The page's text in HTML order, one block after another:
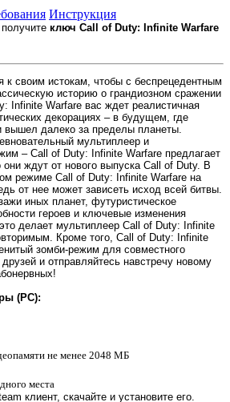
Инструкция
ключ Call of Duty: Infinite Warfare
к своим истокам, чтобы с беспрецедентным
историю о грандиозном сражении
Infinite Warfare вас ждет реалистичная
декорациях – в будущем, где
далеко за пределы планеты.
мультиплеер и
– Call of Duty: Infinite Warfare предлагает
они ждут от нового выпуска Call of Duty. В
режиме Call of Duty: Infinite Warfare на
от нее может зависеть исход всей битвы.
иных планет, футуристическое
героев и ключевые изменения
делает мультиплеер Call of Duty: Infinite
Кроме того, Call of Duty: Infinite
зомби-режим для совместного
и отправляйтесь навстречу новому
(PC):
не менее 2048 МБ
места
клиент, скачайте и установите его.